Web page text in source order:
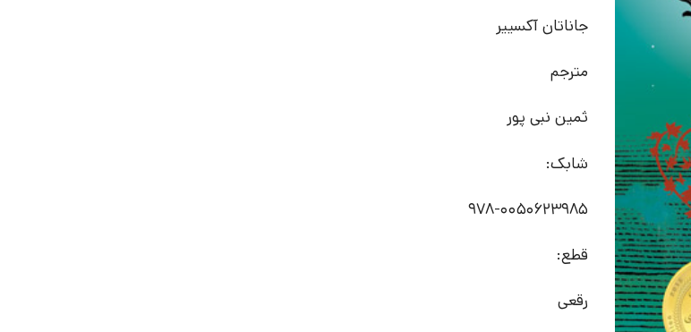
جاناتان آکسییر
مترجم
ثمین نبی پور
شابک:
978-0050623985
قطع:
رقعی